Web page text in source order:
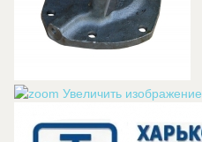
Увеличить изображение